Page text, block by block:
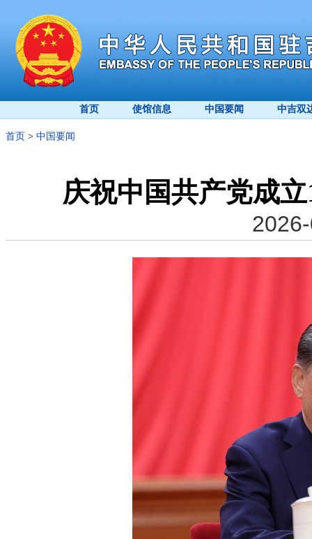
首页 使馆信息 中国要闻 中吉双
首页 > 中国要闻
庆祝中国共产党成